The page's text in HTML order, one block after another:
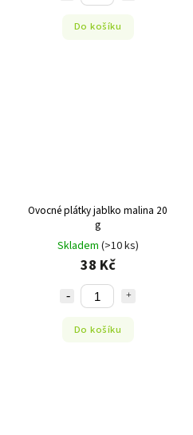
Do košíku
Ovocné plátky jablko malina 20
g
Skladem (>10 ks)
38 Kč
Do košíku